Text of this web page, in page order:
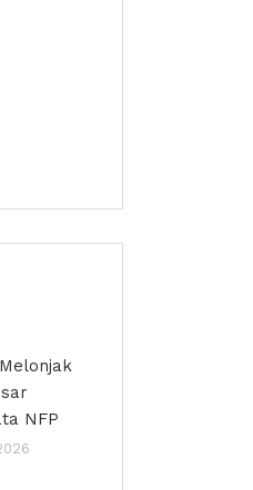
NFP